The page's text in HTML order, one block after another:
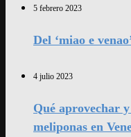
5 febrero 2023
Del ‘miao e
4 julio 2023
Qué aprovechar
meliponas en